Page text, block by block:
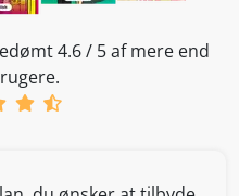
4.6 / 5 af mere end